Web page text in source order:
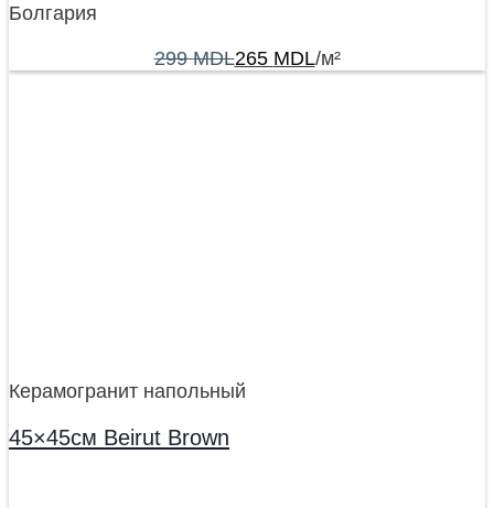
Болгария
299MDL265 MDL/м²
Керамогранит напольный
45×45см Beirut Brown